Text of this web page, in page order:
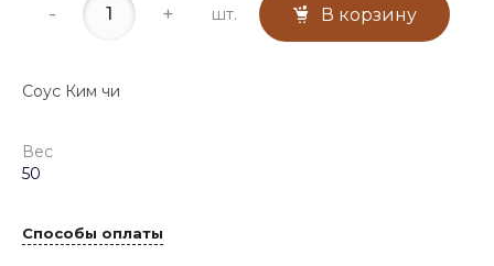
- + шт. В корзину
Соус Ким чи
Вес
50
Способы оплаты